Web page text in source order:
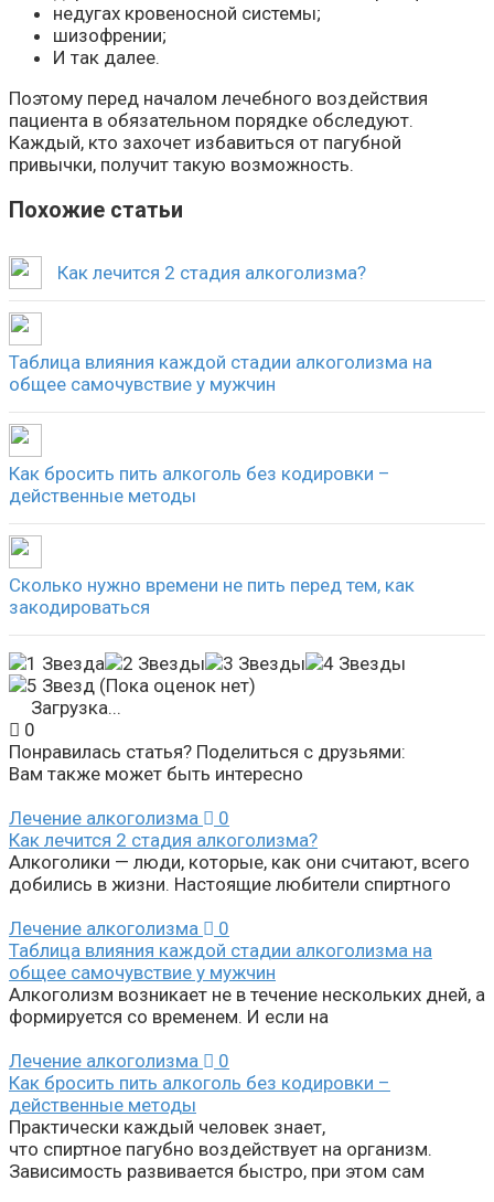
недугах кровеносной системы;
шизофрении;
И так далее.
Поэтому перед началом лечебного воздействия
пациента в обязательном порядке обследуют.
Каждый, кто захочет избавиться от пагубной
привычки, получит такую возможность.
Похожие статьи
Как лечится 2 стадия алкоголизма?
Таблица влияния каждой стадии алкоголизма на
общее самочувствие у мужчин
Как бросить пить алкоголь без кодировки –
действенные методы
Сколько нужно времени не пить перед тем, как
закодироваться
(Пока оценок нет)
Загрузка...
0
Понравилась статья? Поделиться с друзьями:
Вам также может быть интересно
Лечение алкоголизма
0
Как лечится 2 стадия алкоголизма?
Алкоголики — люди, которые, как они считают, всего
добились в жизни. Настоящие любители спиртного
Лечение алкоголизма
0
Таблица влияния каждой стадии алкоголизма на
общее самочувствие у мужчин
Алкоголизм возникает не в течение нескольких дней, а
формируется со временем. И если на
Лечение алкоголизма
0
Как бросить пить алкоголь без кодировки –
действенные методы
Практически каждый человек знает,
что спиртное пагубно воздействует на организм.
Зависимость развивается быстро, при этом сам